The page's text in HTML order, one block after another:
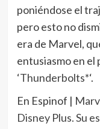
poniéndose el
pero esto no
era de Marvel,
entusiasmo en
‘Thunderbolts*‘.
En Espinof |
Disney Plus. Su